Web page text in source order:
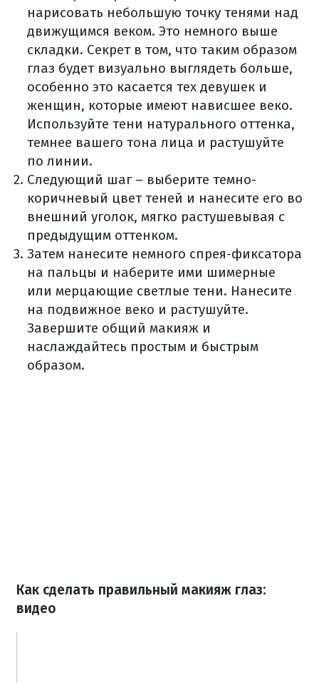
нарисовать небольшую точку тенями над
движущимся веком. Это немного выше
складки. Секрет в том, что таким образом
глаз будет визуально выглядеть больше,
особенно это касается тех девушек и
женщин, которые имеют нависшее веко.
Используйте тени натурального оттенка,
темнее вашего тона лица и растушуйте
по линии.
Следующий шаг – выберите темно-
коричневый цвет теней и нанесите его во
внешний уголок, мягко растушевывая с
предыдущим оттенком.
Затем нанесите немного спрея-фиксатора
на пальцы и наберите ими шимерные
или мерцающие светлые тени. Нанесите
на подвижное веко и растушуйте.
Завершите общий макияж и
наслаждайтесь простым и быстрым
образом.
Как сделать правильный макияж глаз:
видео